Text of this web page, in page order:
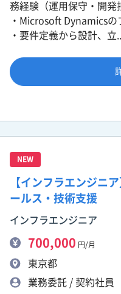
務経験（運用保守・開発
・Microsoft Dynamicsの
・要件定義から設計、立...
NEW
【インフラエンジニ
ールス・技術支援
インフラエンジニア
700,000 円/月
東京都
業務委託 / 契約社員